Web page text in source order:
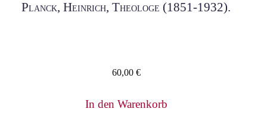
Planck, Heinrich, Theologe (1851-1932).
60,00 €
In den Warenkorb